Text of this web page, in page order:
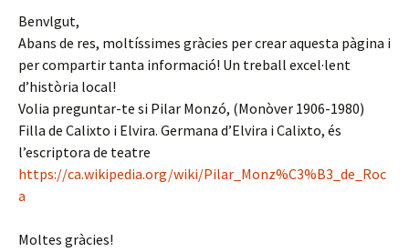
Benvlgut,
Abans de res, moltíssimes gràcies per crear aquesta pàgina i
per compartir tanta informació! Un treball excel·lent
d’història local!
Volia preguntar-te si Pilar Monzó, (Monòver 1906-1980)
Filla de Calixto i Elvira. Germana d’Elvira i Calixto, és
l’escriptora de teatre
https://ca.wikipedia.org/wiki/Pilar_Monz%C3%B3_de_Roc
a
Moltes gràcies!